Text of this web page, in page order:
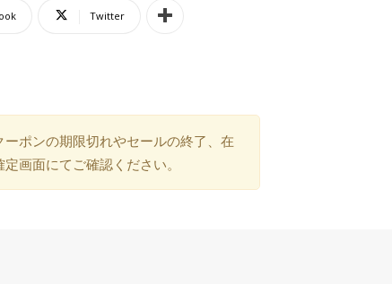
Twitter
ポンの期限切れやセールの終了、在
画面にてご確認ください。